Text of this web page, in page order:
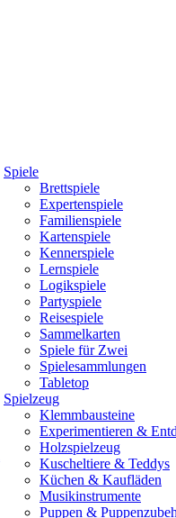
Spiele
Brettspiele
Expertenspiele
Familienspiele
Kartenspiele
Kennerspiele
Lernspiele
Logikspiele
Partyspiele
Reisespiele
Sammelkarten
Spiele für Zwei
Spielesammlungen
Tabletop
Spielzeug
Klemmbausteine
Experimentieren &
Holzspielzeug
Kuscheltiere & Teddys
Küchen & Kaufläden
Musikinstrumente
Puppen &